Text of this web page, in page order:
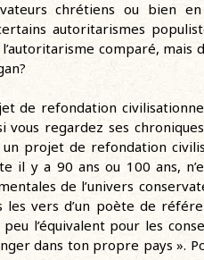
chrétiens ou bien
autoritarismes
comparé, mais
de refondation
vous regardez ses
projet de refondation
il y a 90 ans ou 100 ans,
de l’univers
les vers d’un poète de
l’équivalent pour les
dans ton propre pays ».